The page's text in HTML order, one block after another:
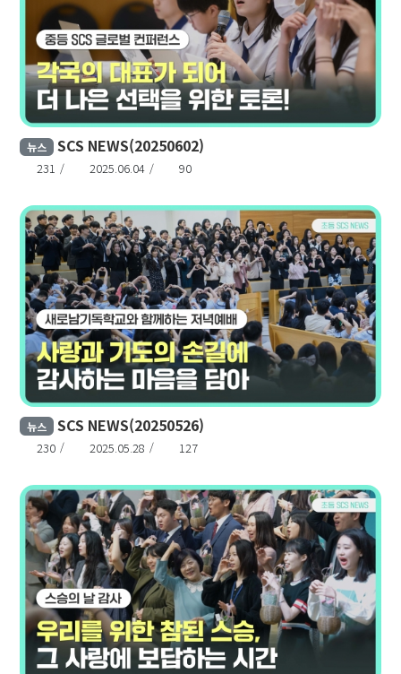
뉴스 SCS NEWS(20250602)
231 2025.06.04 90
뉴스 SCS NEWS(20250526)
230 2025.05.28 127